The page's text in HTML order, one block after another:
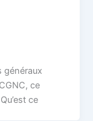
généraux
ce
ce